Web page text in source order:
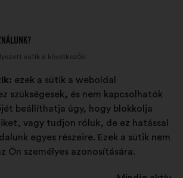
e
g
n
y
t
á
g
y
i
sütik a következők:
ezek a sütik a weboldal
szükségesek, és nem kapcsolhatók
beállíthatja úgy, hogy blokkolja
vagy tudjon róluk, de ez hatással
egyes részeire. Ezek a sütik nem
Ön személyes azonosítására.